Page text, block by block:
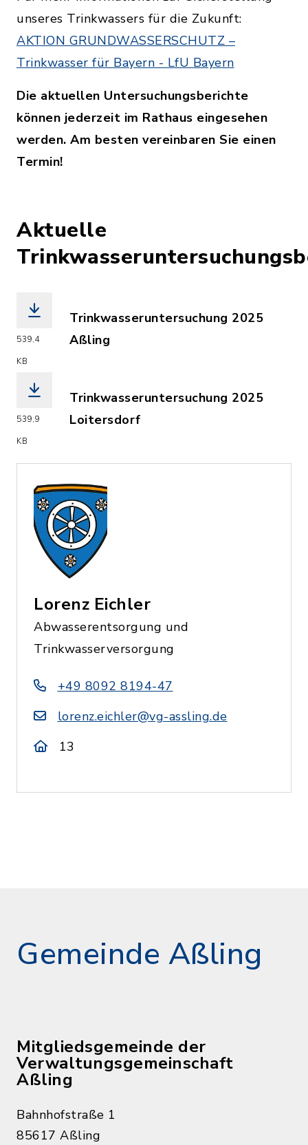
unseres Trinkwassers für die Zukunft:
AKTION GRUNDWASSERSCHUTZ –
Trinkwasser für Bayern - LfU Bayern
Die aktuellen Untersuchungsberichte
können jederzeit im Rathaus eingesehen
werden. Am besten vereinbaren Sie einen
Termin!
Aktuelle
539,4
KB
Trinkwasseruntersuchung 2025
Aßling
539,9
KB
Trinkwasseruntersuchung 2025
Loitersdorf
Lorenz Eichler
Abwasserentsorgung und
Trinkwasserversorgung
+49 8092 8194-47
lorenz.eichler@vg-assling.de
13
Gemeinde Aßling
Mitgliedsgemeinde der
Verwaltungsgemeinschaft
Aßling
Bahnhofstraße 1
85617 Aßling